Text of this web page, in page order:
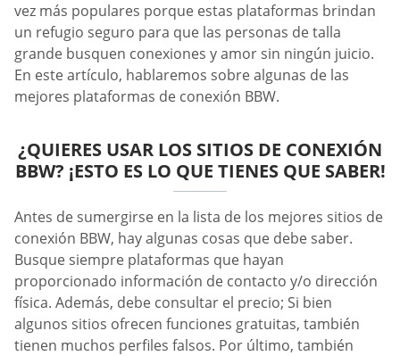
vez más populares porque estas plataformas brindan
un refugio seguro para que las personas de talla
grande busquen conexiones y amor sin ningún juicio.
En este artículo, hablaremos sobre algunas de las
mejores plataformas de conexión BBW.
¿QUIERES USAR LOS SITIOS DE CONEXIÓN
BBW? ¡ESTO ES LO QUE TIENES QUE SABER!
Antes de sumergirse en la lista de los mejores sitios de
conexión BBW, hay algunas cosas que debe saber.
Busque siempre plataformas que hayan
proporcionado información de contacto y/o dirección
física. Además, debe consultar el precio; Si bien
algunos sitios ofrecen funciones gratuitas, también
tienen muchos perfiles falsos. Por último, también